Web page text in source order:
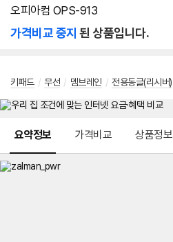
오피아컴 OPS-913
가격비교 중지 된 상품입니다.
키패드 / 무선 / 멤브레인 / 전용동글(리시버)
요약정보 가격비교 상품정보